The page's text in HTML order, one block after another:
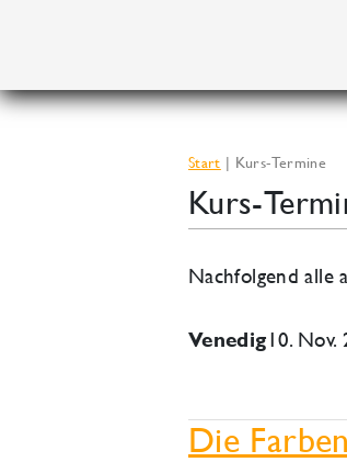
Start Kurs-Termine
Kurs-
Nachfolgend alle
Venedig10.
Die